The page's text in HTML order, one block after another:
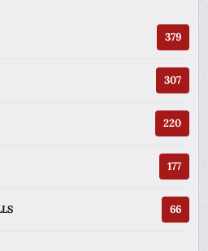
379
307
220
177
66